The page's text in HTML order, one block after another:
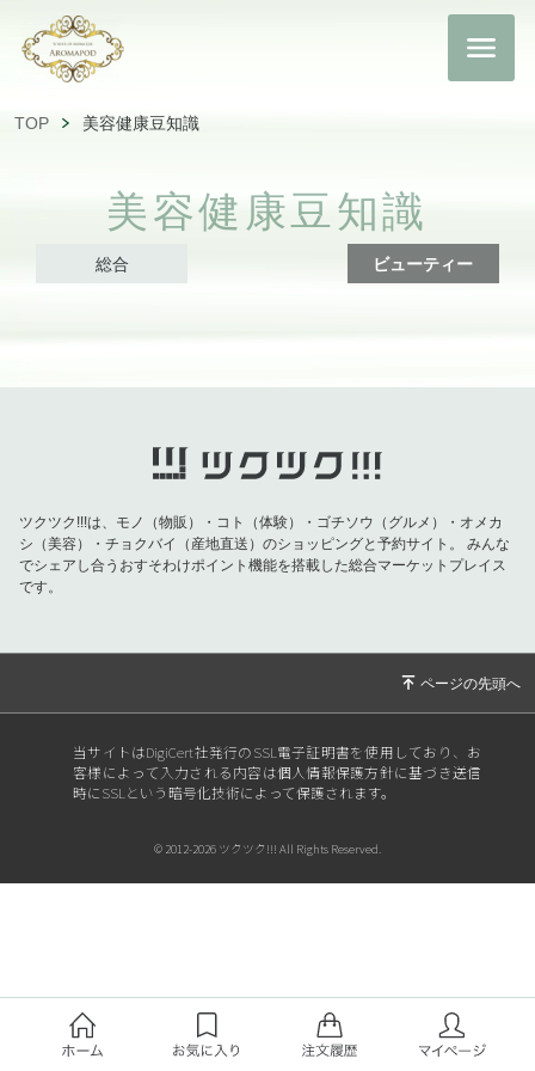
TOP 美容健康豆知識
美容健康豆知識
総合 ビューティー
ツクツク!!!は、モノ（物販）・コト（体験）・ゴチソウ（グルメ）・オメカ
シ（美容）・チョクバイ（産地直送）のショッピングと予約サイト。
みんな
でシェアし合うおすそわけポイント機能を搭載した総合マーケットプレイス
です。
当サイトはDigiCert社発行のSSL電子証明書を使用しており、お
客様によって入力される内容は個人情報保護方針に基づき送信
時にSSLという暗号化技術によって保護されます。
© 2012-2026 ツクツク!!! All Rights Reserved.